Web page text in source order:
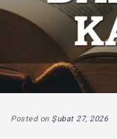
Posted on Şubat 27, 2026